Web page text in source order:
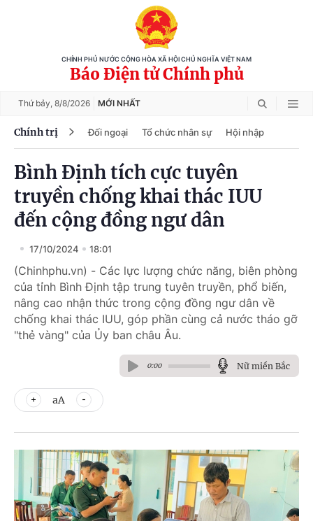
CHÍNH PHỦ NƯỚC CỘNG HÒA XÃ HỘI CHỦ NGHĨA VIỆT NAM
Báo Điện tử Chính phủ
Thứ bảy, 8/8/2026 MỚI NHẤT
Chính trị Đối ngoại Tổ chức nhân sự Hội nhập
Bình Định tích cực tuyên
truyền chống khai thác IUU
đến cộng đồng ngư dân
17/10/2024 18:01
(Chinhphu.vn) - Các lực lượng chức năng, biên phòng
của tỉnh Bình Định tập trung tuyên truyền, phổ biến,
nâng cao nhận thức trong cộng đồng ngư dân về
chống khai thác IUU, góp phần cùng cả nước tháo gỡ
"thẻ vàng" của Ủy ban châu Âu.
0:00 Nữ miền Bắc
aA